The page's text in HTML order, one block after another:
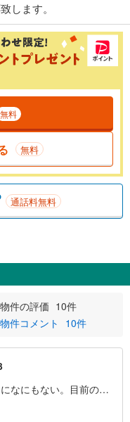
します。
無料
無料
通話料無料
物件の評価 10件
物件コメント
10件
なにもない。目前の敷
いるため眺望は皆無だ